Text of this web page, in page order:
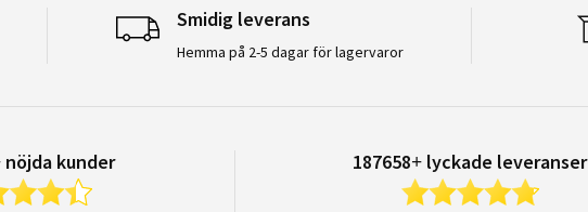
Smidig leverans
Hemma på 2-5 dagar för lagervaror
nöjda kunder 187658+ lyckade leveranser